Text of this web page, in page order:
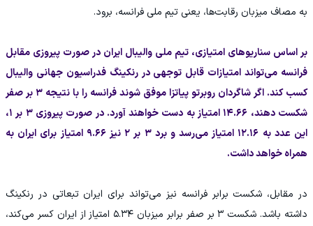
به مصاف میزبان رقابت‌ها، یعنی تیم ملی فرانسه، برود.
بر اساس سناریوهای امتیازی، تیم ملی والیبال ایران در صورت پیروزی مقابل
فرانسه می‌تواند امتیازات قابل توجهی در رنکینگ فدراسیون جهانی والیبال
کسب کند. اگر شاگردان روبرتو پیاتزا موفق شوند فرانسه را با نتیجه ۳ بر صفر
شکست دهند، ۱۴.۶۶ امتیاز به دست خواهند آورد. در صورت پیروزی ۳ بر ۱،
این عدد به ۱۲.۱۶ امتیاز می‌رسد و برد ۳ بر ۲ نیز ۹.۶۶ امتیاز برای ایران به
همراه خواهد داشت.
در مقابل، شکست برابر فرانسه نیز می‌تواند برای ایران تبعاتی در رنکینگ
داشته باشد. شکست ۳ بر صفر برابر میزبان ۵.۳۴ امتیاز از ایران کسر می‌کند،